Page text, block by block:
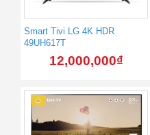
Smart Tivi LG 4K HDR
49UH617T
12,000,000₫